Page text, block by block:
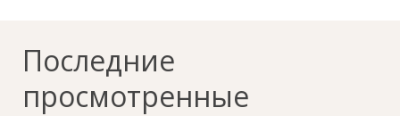
Последние
просмотренные